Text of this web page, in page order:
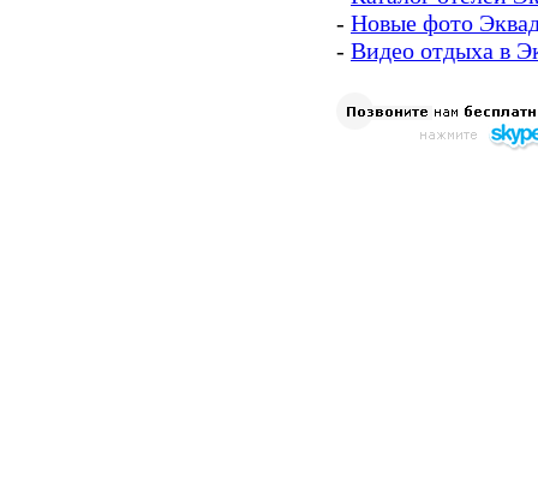
- Новые фото
- Видео отдыха в